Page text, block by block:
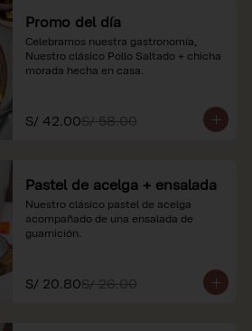
referenciales.
Promo del día
Celebramos nuestra gastronomía,
Nuestro clásico Pollo Saltado + chicha
morada hecha en casa.
S/ 42.00S/ 58.00
Pastel de acelga + ensalada
Nuestro clásico pastel de acelga
acompañado de una ensalada de
guarnición.
S/ 20.80S/ 26.00